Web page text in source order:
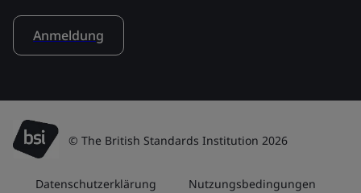
Anmeldung
© The British Standards Institution 2026
Datenschutzerklärung Nutzungsbedingungen